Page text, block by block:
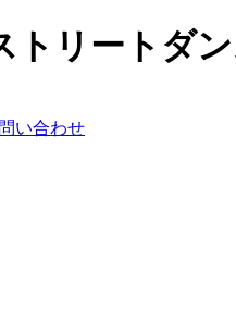
トリートダ